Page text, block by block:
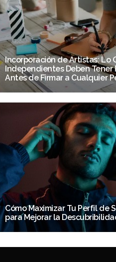
Incorporación de Artistas: Lo
Independientes Deben Tener
Antes de Firmar a Cualquier
Cómo Maximizar Tu Perfil de
para Mejorar la